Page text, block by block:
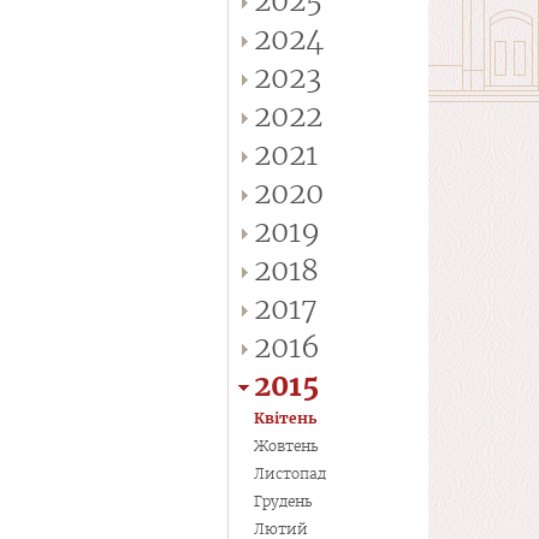
2024
2023
2022
2021
2020
2019
2018
2017
2016
2015
Квітень
Жовтень
Листопад
Грудень
Лютий